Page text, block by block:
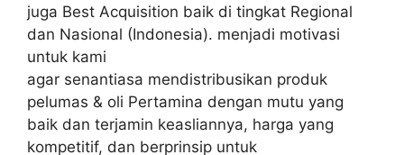
juga Best Acquisition baik di tingkat Regional
dan Nasional (Indonesia). menjadi motivasi
untuk kami
agar senantiasa mendistribusikan produk
pelumas & oli Pertamina dengan mutu yang
baik dan terjamin keasliannya, harga yang
kompetitif, dan berprinsip untuk